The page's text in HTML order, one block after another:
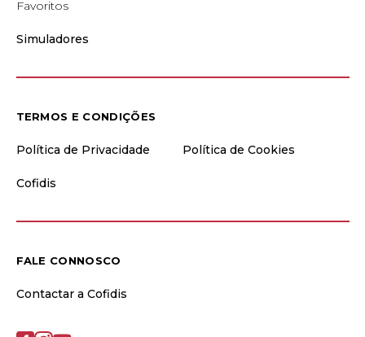
Favoritos
Simuladores
TERMOS E CONDIÇÕES
Política de Privacidade Política de Cookies
Cofidis
FALE CONNOSCO
Contactar a Cofidis